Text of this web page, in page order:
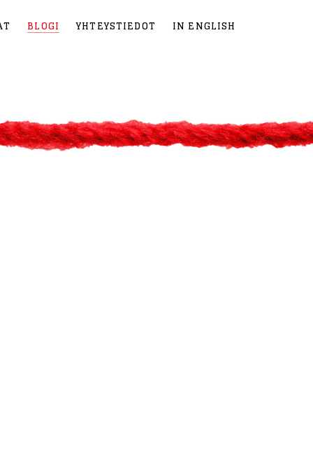
BLOGI YHTEYSTIEDOT IN ENGLISH